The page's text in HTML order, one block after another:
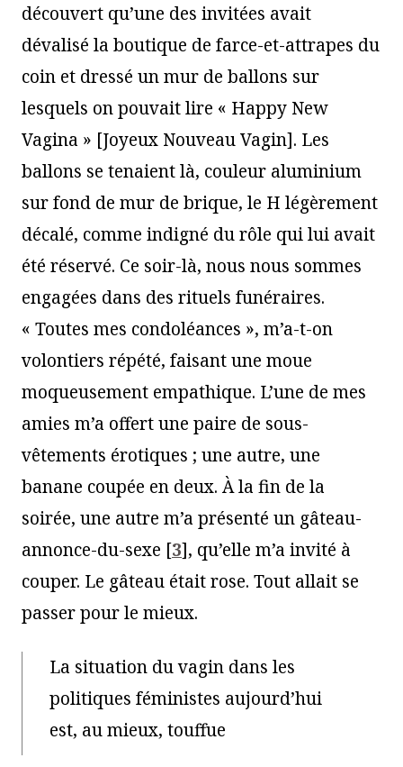
découvert qu’une des invitées avait
dévalisé la boutique de farce-et-attrapes du
coin et dressé un mur de ballons sur
lesquels on pouvait lire « Happy New
Vagina » [Joyeux Nouveau Vagin]. Les
ballons se tenaient là, couleur aluminium
sur fond de mur de brique, le H légèrement
décalé, comme indigné du rôle qui lui avait
été réservé. Ce soir-là, nous nous sommes
engagées dans des rituels funéraires.
« Toutes mes condoléances », m’a-t-on
volontiers répété, faisant une moue
moqueusement empathique. L’une de mes
amies m’a offert une paire de sous-
vêtements érotiques ; une autre, une
banane coupée en deux. À la fin de la
soirée, une autre m’a présenté un gâteau-
annonce-du-sexe [3], qu’elle m’a invité à
couper. Le gâteau était rose. Tout allait se
passer pour le mieux.
La situation du vagin dans les
politiques féministes aujourd’hui
est, au mieux, touffue